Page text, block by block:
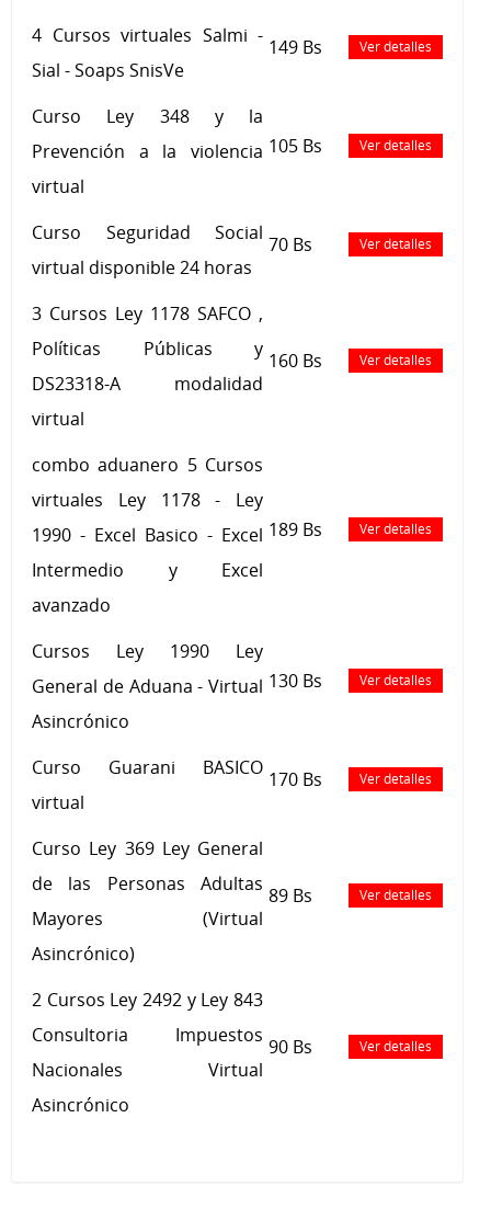
4 Cursos virtuales Salmi -
Sial - Soaps SnisVe
149 Bs Ver detalles
Curso Ley 348 y la
Prevención a la violencia
virtual
105 Bs Ver detalles
Curso Seguridad Social
virtual disponible 24 horas
70 Bs Ver detalles
3 Cursos Ley 1178 SAFCO ,
Políticas Públicas y
DS23318-A modalidad
virtual
160 Bs Ver detalles
combo aduanero 5 Cursos
virtuales Ley 1178 - Ley
1990 - Excel Basico - Excel
Intermedio y Excel
avanzado
189 Bs Ver detalles
Cursos Ley 1990 Ley
General de Aduana - Virtual
Asincrónico
130 Bs Ver detalles
Curso Guarani BASICO
virtual
170 Bs Ver detalles
Curso Ley 369 Ley General
de las Personas Adultas
Mayores (Virtual
Asincrónico)
89 Bs Ver detalles
2 Cursos Ley 2492 y Ley 843
Consultoria Impuestos
Nacionales Virtual
Asincrónico
90 Bs Ver detalles